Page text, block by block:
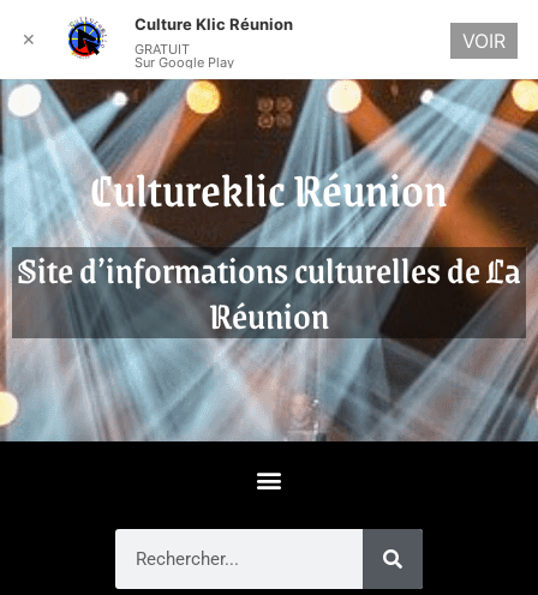
Cultureklic Réunion
Site d’informations culturelles de La
Réunion
✕
Culture Klic Réunion
GRATUIT
Sur Google Play
VOIR